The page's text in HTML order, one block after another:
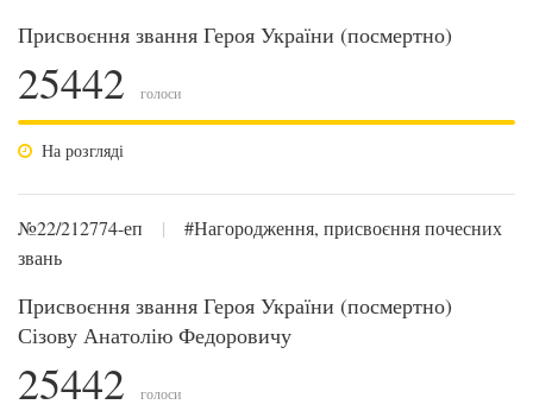
Присвоєння звання Героя України (посмертно)
25442 голоси
На розгляді
№22/212774-еп |
#Нагородження, присвоєння почесних
звань
Присвоєння звання Героя України (посмертно)
Сізову Анатолію Федоровичу
25442 голоси